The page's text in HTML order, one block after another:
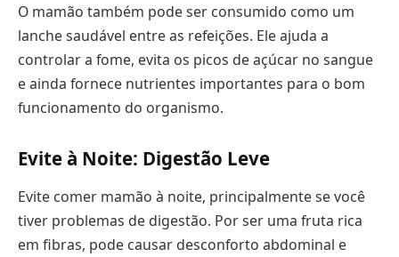
O mamão também pode ser consumido como um
lanche saudável entre as refeições. Ele ajuda a
controlar a fome, evita os picos de açúcar no sangue
e ainda fornece nutrientes importantes para o bom
funcionamento do organismo.
Evite à Noite: Digestão Leve
Evite comer mamão à noite, principalmente se você
tiver problemas de digestão. Por ser uma fruta rica
em fibras, pode causar desconforto abdominal e